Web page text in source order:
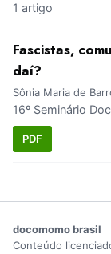
1 artigo
Fascistas,
daí?
Sônia Maria de
16º Seminário
PDF
docomomo brasil
Conteúdo